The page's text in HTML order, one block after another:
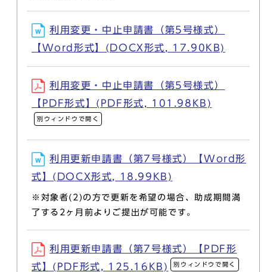
利用変更・中止申請書（第5号様式）
【Word形式】(DOCX形式, 17.90KB)
利用変更・中止申請書（第5号様式）
【PDF形式】(PDF形式, 101.98KB)
別ウィンドウで開く
利用更新申請書（第7号様式）【Word形
式】(DOCX形式, 18.99KB)
※対象者(2)の方で更新を希望の場合、助成期間満
了する2ヶ月前よりご提出が可能です。
利用更新申請書（第7号様式）【PDF形
式】(PDF形式, 125.16KB)
別ウィンドウで開く